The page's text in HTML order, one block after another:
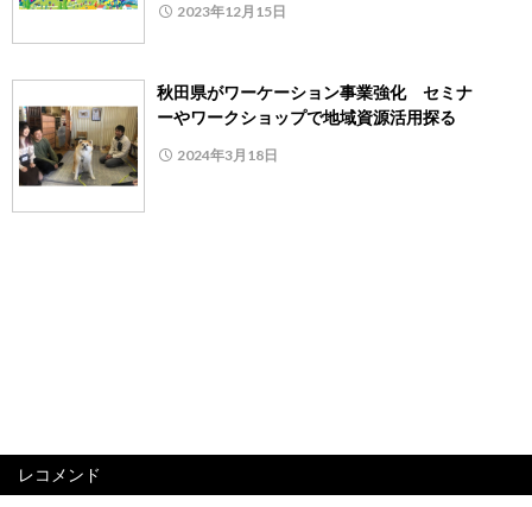
2023年12月15日
秋田県がワーケーション事業強化 セミナ
ーやワークショップで地域資源活用探る
2024年3月18日
レコメンド